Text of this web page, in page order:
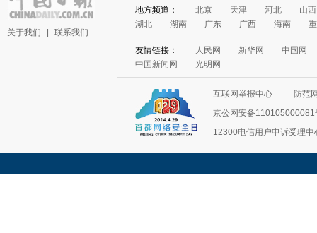
关于我们 联系我们
互联网举报中心
防范
京公网安备110105000081
12300电信用户申诉受理中